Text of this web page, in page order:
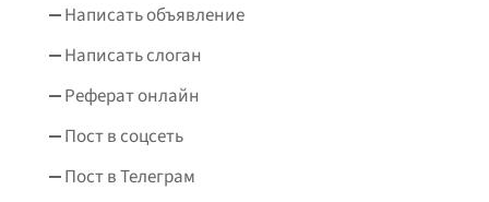
Написать объявление
Написать слоган
Реферат онлайн
Пост в соцсеть
Пост в Телеграм